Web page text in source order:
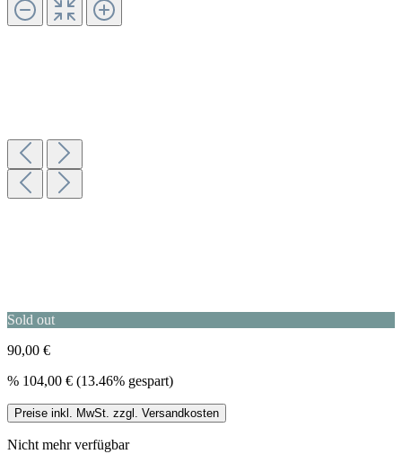
Sold out
90,00 €
% 104,00 € (13.46% gespart)
Preise inkl. MwSt. zzgl. Versandkosten
Nicht mehr verfügbar